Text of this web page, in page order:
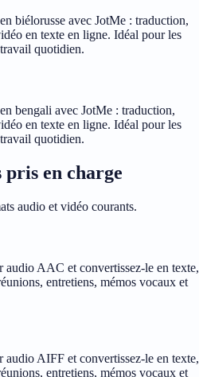
biélorusse avec JotMe : traduction,
en texte en ligne. Idéal pour les
quotidien.
bengali avec JotMe : traduction,
en texte en ligne. Idéal pour les
quotidien.
en charge
audio et vidéo courants.
AAC et convertissez-le en texte,
entretiens, mémos vocaux et
AIFF et convertissez-le en texte,
entretiens, mémos vocaux et